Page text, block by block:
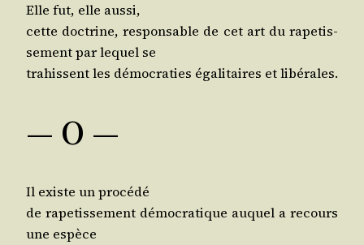
Elle fut, elle aussi,
cette doc­trine, res­pon­sable de cet art du rape­tis­
se­ment par lequel se
tra­hissent les démo­cra­ties éga­li­taires et libérales.
— O —
Il existe un procédé
de rape­tis­se­ment démo­cra­tique auquel a recours
une espèce